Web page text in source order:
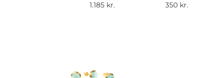
1.185 kr. 350 kr.